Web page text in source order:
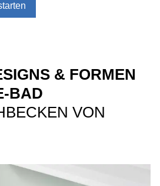
& FORMEN
BAD
VON